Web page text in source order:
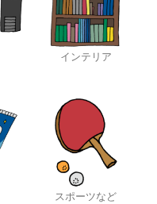
インテリア
スポーツなど